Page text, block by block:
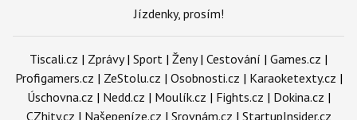
Jízdenky, prosím!
Tiscali.cz | Zprávy| Sport | Ženy| Cestování | Games.cz |
Profigamers.cz | ZeStolu.cz | Osobnosti.cz | Karaoketexty.cz |
Úschovna.cz | Nedd.cz | Moulík.cz | Fights.cz | Dokina.cz |
CZhity.cz | Našepeníze.cz | Srovnám.cz | StartupInsider.cz